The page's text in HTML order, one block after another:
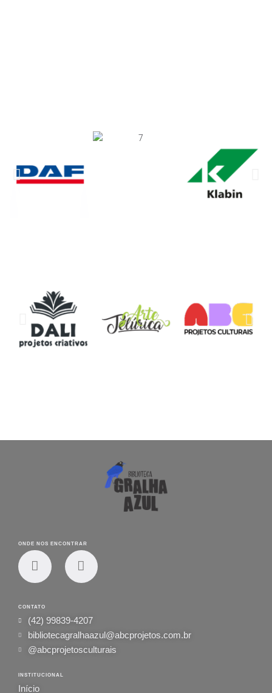
ONDE NOS ENCONTRAR
CONTATO
(42) 99839-4207
bibliotecagralhaazul@abcprojetos.com.br
@abcprojetosculturais
INSTITUCIONAL
Início